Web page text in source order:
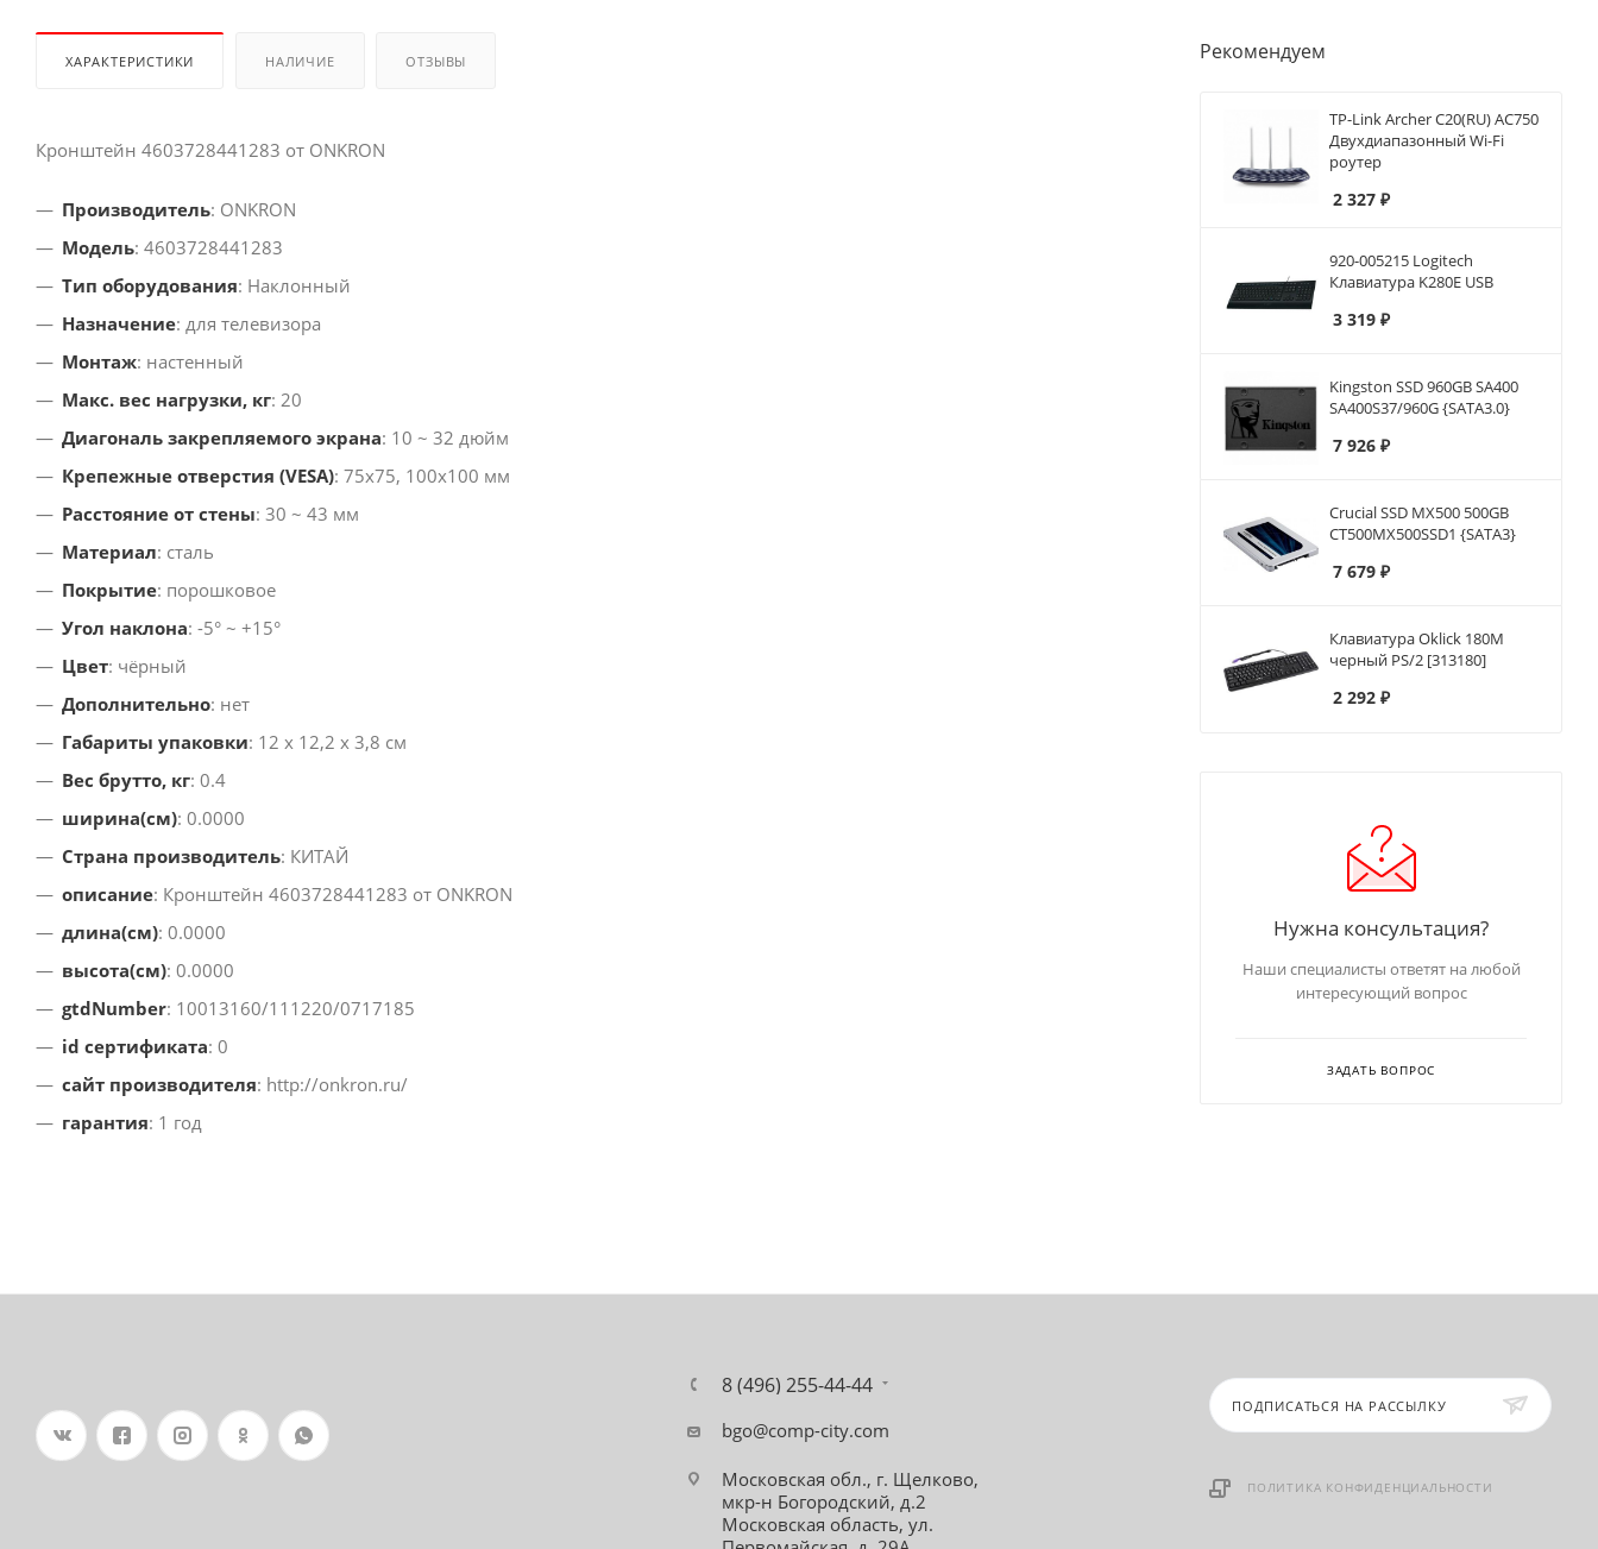
ХАРАКТЕРИСТИКИ НАЛИЧИЕ ОТЗЫВЫ
Кронштейн 4603728441283 от ONKRON
Производитель: ONKRON
Модель: 4603728441283
Тип оборудования: Наклонный
Назначение: для телевизора
Монтаж: настенный
Макс. вес нагрузки, кг: 20
Диагональ закрепляемого экрана: 10 ~ 32 дюйм
Крепежные отверстия (VESA): 75x75, 100x100 мм
Расстояние от стены: 30 ~ 43 мм
Материал: сталь
Покрытие: порошковое
Угол наклона: -5° ~ +15°
Цвет: чёрный
Дополнительно: нет
Габариты упаковки: 12 х 12,2 х 3,8 см
Вес брутто, кг: 0.4
ширина(см): 0.0000
Страна производитель: КИТАЙ
описание: Кронштейн 4603728441283 от ONKRON
длина(см): 0.0000
высота(см): 0.0000
gtdNumber: 10013160/111220/0717185
id сертификата: 0
сайт производителя: http://onkron.ru/
гарантия: 1 год
Рекомендуем
TP-Link Archer C20(RU) AC750
Двухдиапазонный Wi-Fi
роутер
2 327 ₽
920-005215 Logitech
Клавиатура K280E USB
3 319 ₽
Kingston SSD 960GB SA400
SA400S37/960G {SATA3.0}
7 926 ₽
Crucial SSD MX500 500GB
CT500MX500SSD1 {SATA3}
7 679 ₽
Клавиатура Oklick 180M
черный PS/2 [313180]
2 292 ₽
Нужна консультация?
Наши специалисты ответят на любой
интересующий вопрос
ЗАДАТЬ ВОПРОС
8 (496) 255-44-44
bgo@comp-city.com
Московская обл., г. Щелково,
мкр-н Богородский, д.2
Московская область, ул.
ПОДПИСАТЬСЯ НА РАССЫЛКУ
ПОЛИТИКА КОНФИДЕНЦИАЛЬНОСТИ